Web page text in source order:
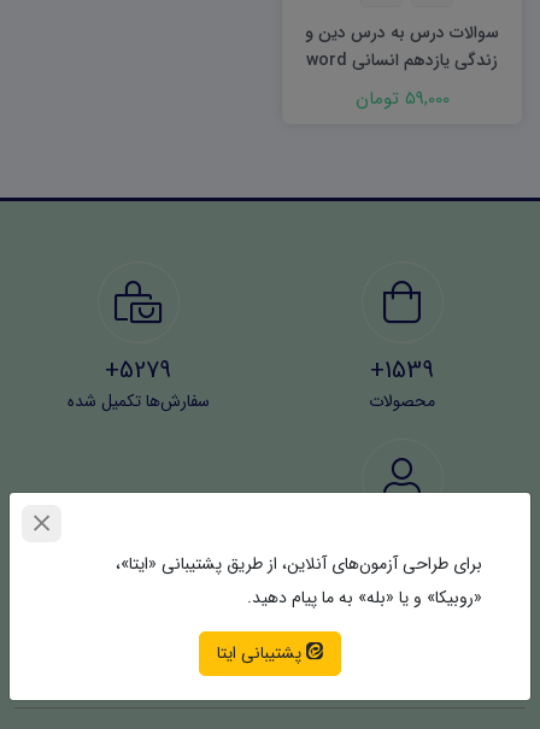
سوالات درس به درس دین و
زندگی یازدهم انسانی word
59,000 تومان
1539+
محصولات
5279+
سفارش‌ها تکمیل شده
4369+
کاربران
خلق جهان ایده‌های شما | بتافایل
برای طراحی آزمون‌های آنلاین، از طریق پشتیبانی «ایتا»،
«روبیکا» و یا «بله» به ما پیام دهید.
پشتیبانی ایتا